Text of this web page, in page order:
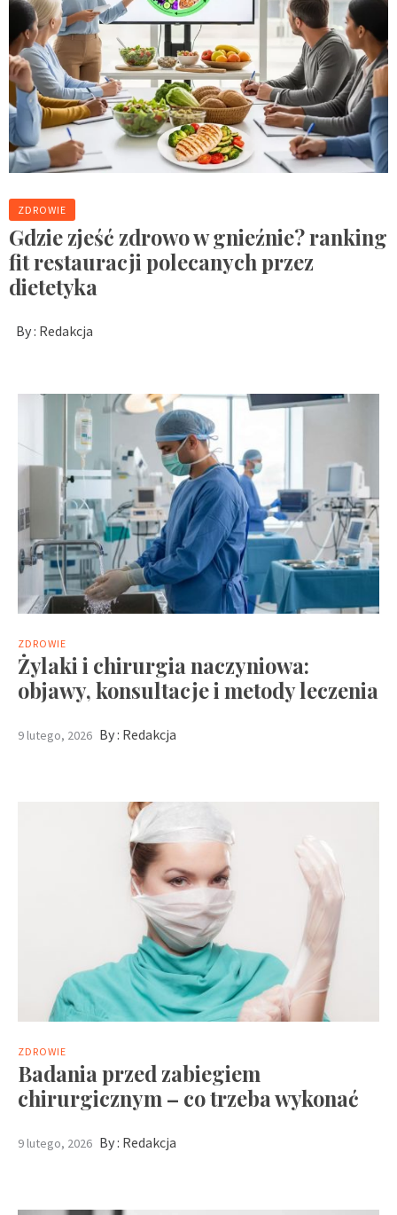
ZDROWIE
Gdzie zjeść zdrowo w gnieźnie? ranking
fit restauracji polecanych przez
dietetyka
By : Redakcja
ZDROWIE
Żylaki i chirurgia naczyniowa:
objawy, konsultacje i metody leczenia
9 lutego, 2026 By : Redakcja
ZDROWIE
Badania przed zabiegiem
chirurgicznym – co trzeba wykonać
9 lutego, 2026 By : Redakcja